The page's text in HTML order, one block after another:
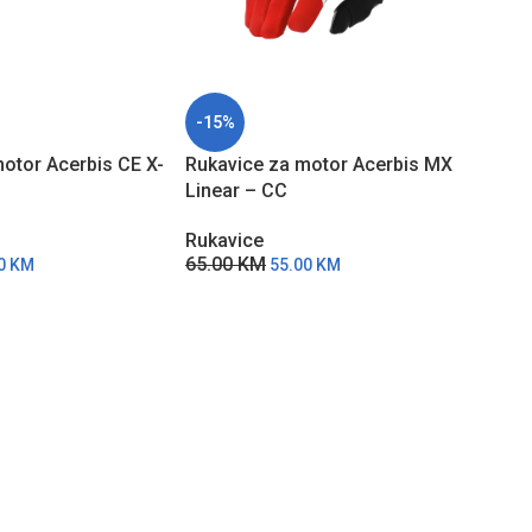
Acerbis CE X-
KM
-15%
Rukavice za motor Acerbis MX
Linear – CC
Rukavice
65.00KM 55.00 KM